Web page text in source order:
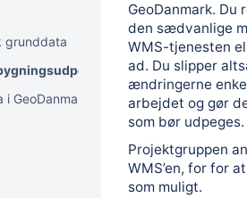
grunddata
GeoDanmark (GeoFA)
GeoDanmark.
den sædvanlige
WMS-tjenesten
ad. Du slipper
ændringerne
arbejdet og gør
som bør udpeges.
Projektgruppen
WMS’en, for for
som muligt.